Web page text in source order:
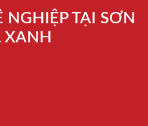
TẠI SƠN
XANH